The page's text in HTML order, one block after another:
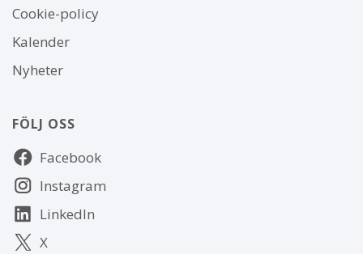
Om
webbplatsen
Cookie-policy
Kalender
Nyheter
FÖLJ OSS
Följ
oss Facebook
Instagram
LinkedIn
X